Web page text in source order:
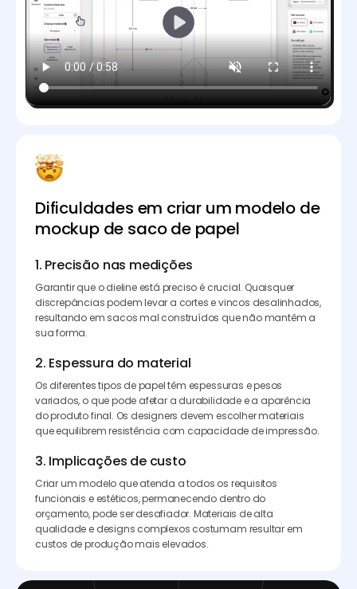
Dificuldades em criar um modelo de
mockup de saco de papel
1. Precisão nas medições
Garantir que o dieline está preciso é crucial. Quaisquer
discrepâncias podem levar a cortes e vincos desalinhados,
resultando em sacos mal construídos que não mantêm a
sua forma.
2. Espessura do material
Os diferentes tipos de papel têm espessuras e pesos
variados, o que pode afetar a durabilidade e a aparência
do produto final. Os designers devem escolher materiais
que equilibrem resistência com capacidade de impressão.
3. Implicações de custo
Criar um modelo que atenda a todos os requisitos
funcionais e estéticos, permanecendo dentro do
orçamento, pode ser desafiador. Materiais de alta
qualidade e designs complexos costumam resultar em
custos de produção mais elevados.